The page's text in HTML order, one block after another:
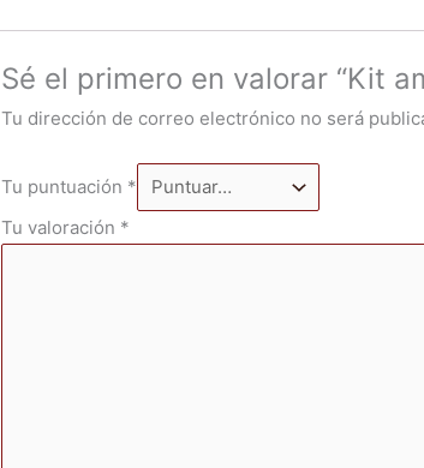
Sé el primero en valorar “Kit
Tu dirección de correo electrónico no será
Tu puntuación *
Tu valoración *